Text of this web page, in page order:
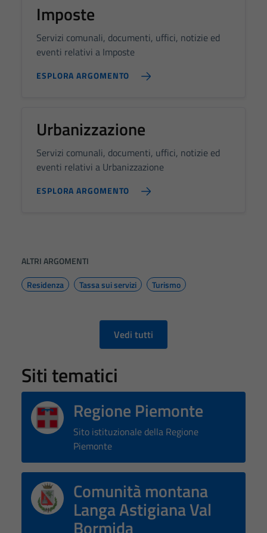
Imposte
Servizi comunali, documenti, uffici, notizie ed
eventi relativi a Imposte
ESPLORA ARGOMENTO
Urbanizzazione
Servizi comunali, documenti, uffici, notizie ed
eventi relativi a Urbanizzazione
ESPLORA ARGOMENTO
ALTRI ARGOMENTI
Residenza
Tassa sui servizi Turismo
Vedi tutti
Siti tematici
Regione Piemonte
Sito istituzionale della Regione
Piemonte
Comunità montana
Langa Astigiana Val
Questi cookie
sono necessari
per il
funzionamento